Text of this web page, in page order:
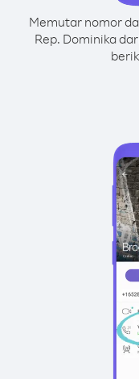
Memutar nomor
Rep. Dominika